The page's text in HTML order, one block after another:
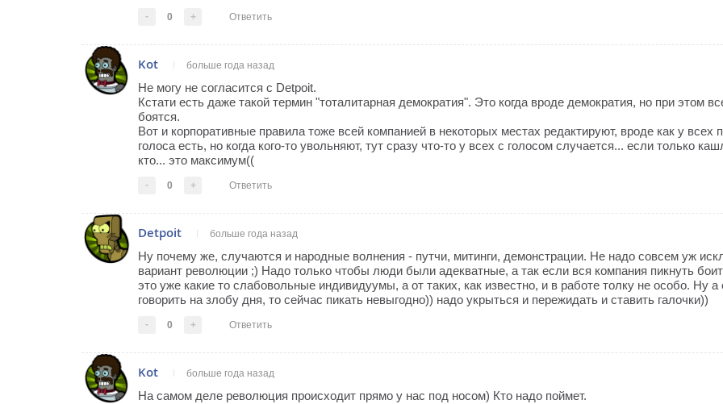
- 0 + Ответить
Kot больше года назад
Не могу не согласится с Detpoit.
Кстати есть даже такой термин "тоталитарная демократия". Это когда вроде демократия, но при этом
боятся.
Вот и корпоративные правила тоже всей компанией в некоторых местах редактируют, вроде как у всех
голоса есть, но когда кого-то увольняют, тут сразу что-то у всех с голосом случается... если только
кто... это максимум((
- 0 + Ответить
Detpoit больше года назад
Ну почему же, случаются и народные волнения - путчи, митинги, демонстрации. Не надо совсем уж
вариант революции ;) Надо только чтобы люди были адекватные, а так если вся компания пикнуть
это уже какие то слабовольные индивидуумы, а от таких, как известно, и в работе толку не особо. Ну а
говорить на злобу дня, то сейчас пикать невыгодно)) надо укрыться и пережидать и ставить галочки))
- 0 + Ответить
Kot больше года назад
На самом деле революция происходит прямо у нас под носом) Кто надо поймет.